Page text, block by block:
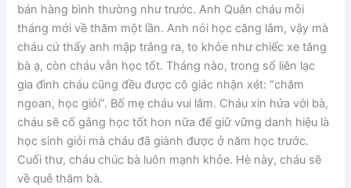
bán hàng bình thường như trước. Anh Quân cháu mỗi
tháng mới về thăm một lần. Anh nói học căng lắm, vậy mà
cháu cứ thấy anh mập trắng ra, to khỏe như chiếc xe tăng
bà ạ, còn cháu vẫn học tốt. Tháng nào, trong sổ liên lạc
gia đình cháu cũng đều được cô giác nhận xét: “chăm
ngoan, học giỏi”. Bố mẹ cháu vui lắm. Cháu xin hứa với bà,
cháu sẽ cố gắng học tốt hon nữa để giữ vững danh hiệu là
học sinh giỏi mà cháu đã giành được ở năm học trước.
Cuối thư, cháu chúc bà luôn mạnh khỏe. Hè này, cháu sẽ
về quê thăm bà.